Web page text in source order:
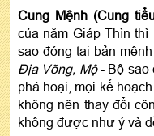
Cung Mệnh (Cung
của năm Giáp Thìn
sao đóng tại bản
Địa Võng, Mộ- Bộ sao
phá hoại, mọi kế
không nên thay đổi
không được như ý và